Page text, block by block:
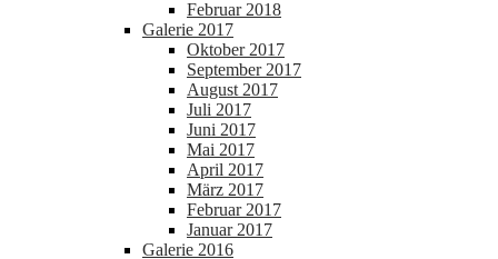
Februar 2018
Galerie 2017
Oktober 2017
September 2017
August 2017
Juli 2017
Juni 2017
Mai 2017
April 2017
März 2017
Februar 2017
Januar 2017
Galerie 2016